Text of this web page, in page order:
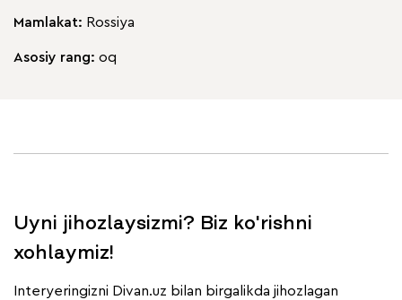
Mamlakat: Rossiya
Asosiy rang: oq
Uyni jihozlaysizmi? Biz ko'rishni
xohlaymiz!
Interyeringizni Divan.uz bilan birgalikda jihozlagan